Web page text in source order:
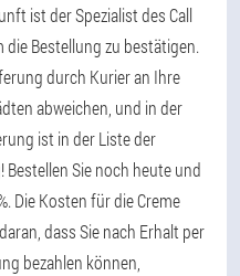
ist der Spezialist des Call
Bestellung zu bestätigen.
durch Kurier an Ihre
abweichen, und in der
ist in der Liste der
Sie noch heute und
Die Kosten für die Creme
dass Sie nach Erhalt per
bezahlen können,